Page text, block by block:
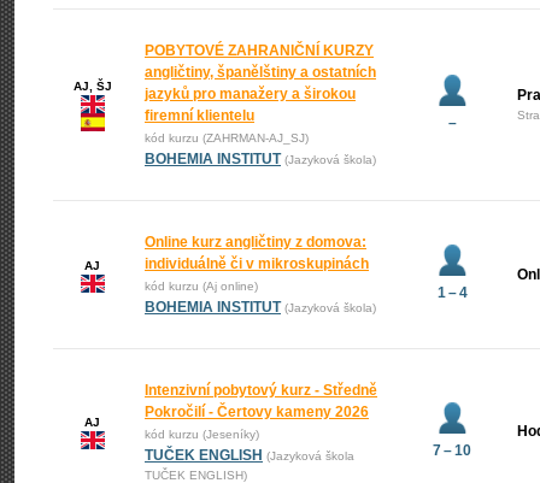
AJ, ŠJ
POBYTOVÉ ZAHRANIČNÍ KURZY
angličtiny, španělštiny a ostatních
jazyků pro manažery a širokou
firemní klientelu
kód kurzu (ZAHRMAN-AJ_SJ)
BOHEMIA INSTITUT (Jazyková škola)
–
AJ
Online kurz angličtiny z domova:
individuálně či v mikroskupinách
kód kurzu (Aj online)
BOHEMIA INSTITUT (Jazyková škola)
1 – 4
AJ
Intenzivní pobytový kurz - Středně
Pokročilí - Čertovy kameny 2026
kód kurzu (Jeseníky)
TUČEK ENGLISH (Jazyková škola
TUČEK ENGLISH)
7 – 10